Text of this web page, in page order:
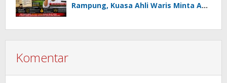
Rampung, Kuasa Ahli Waris Minta APH
Komentar